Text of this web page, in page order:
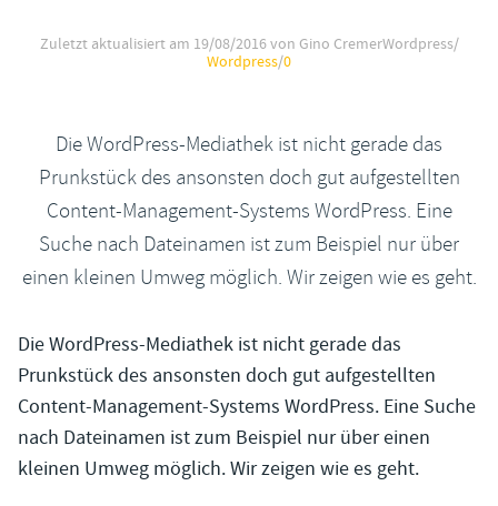
Zuletzt aktualisiert am 19/08/2016von Gino CremerWordpress/
Wordpress/0
Die WordPress-Mediathek ist nicht gerade das
Prunkstück des ansonsten doch gut aufgestellten
Content-Management-Systems WordPress. Eine
Suche nach Dateinamen ist zum Beispiel nur über
einen kleinen Umweg möglich. Wir zeigen wie es geht.
Die WordPress-Mediathek ist nicht gerade das
Prunkstück des ansonsten doch gut aufgestellten
Content-Management-Systems WordPress. Eine Suche
nach Dateinamen ist zum Beispiel nur über einen
kleinen Umweg möglich. Wir zeigen wie es geht.